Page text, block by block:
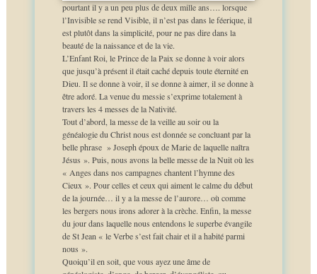
pourtant il y a un peu plus de deux mille ans…. lorsque
l’Invisible se rend Visible, il n’est pas dans le féerique, il
est plutôt dans la simplicité, pour ne pas dire dans la
beauté de la naissance et de la vie.
L’Enfant Roi, le Prince de la Paix se donne à voir alors
que jusqu’à présent il était caché depuis toute éternité en
Dieu. Il se donne à voir, il se donne à aimer, il se donne à
être adoré. La venue du messie s’exprime totalement à
travers les 4 messes de la Nativité.
Tout d’abord, la messe de la veille au soir ou la
généalogie du Christ nous est donnée se concluant par la
belle phrase » Joseph époux de Marie de laquelle naîtra
Jésus ». Puis, nous avons la belle messe de la Nuit où les
« Anges dans nos campagnes chantent l’hymne des
Cieux ». Pour celles et ceux qui aiment le calme du début
de la journée… il y a la messe de l’aurore… où comme
les bergers nous irons adorer à la crèche. Enfin, la messe
du jour dans laquelle nous entendons le superbe évangile
de St Jean « le Verbe s’est fait chair et il a habité parmi
nous ».
Quoiqu’il en soit, que vous ayez une âme de